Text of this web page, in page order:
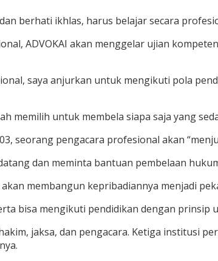
berhati ikhlas, harus belajar secara
ADVOKAI akan menggelar ujian
saya anjurkan untuk mengikuti pola
memilih untuk membela siapa saja yang
seorang pengacara profesional akan
dan meminta bantuan pembelaan
membangun kepribadiannya menjadi
bisa mengikuti pendidikan dengan prinsip
jaksa, dan pengacara. Ketiga institusi